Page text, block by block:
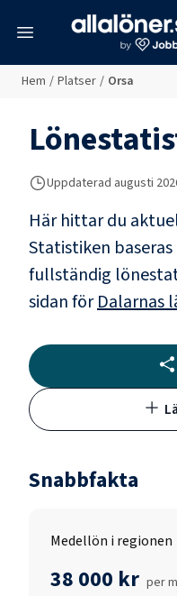
Hem / Platser / Orsa
Uppdaterad augusti
Här hittar du
Statistiken baseras
fullständig
sidan för Dalarnas
Snabbfakta
Medellön i regionen
38 000 kr per